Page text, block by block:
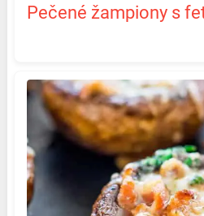
Pečené žampiony s